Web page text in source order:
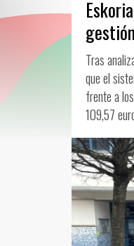
Tras
que el
frente a
109,57